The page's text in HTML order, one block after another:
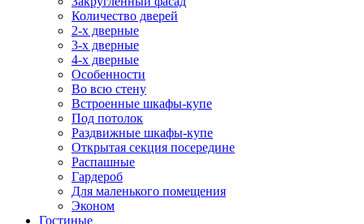
Количество дверей
2-х дверные
3-х дверные
4-х дверные
Особенности
Во всю стену
Встроенные шкафы-купе
Под потолок
Раздвижные шкафы-купе
Открытая секция посередине
Распашные
Гардероб
Для маленького помещения
Эконом
Гостиные